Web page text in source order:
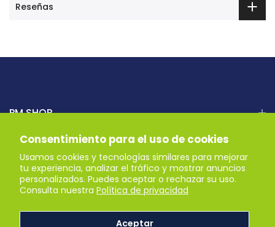
Consentimiento para el uso de cookies
Usamos cookies y tecnologías similares para mejorar
tu experiencia, analizar el tráfico y mostrar anuncios
personalizados. Puedes aceptar o rechazar su uso.
Consulta nuestra Política de privacidad
Aceptar
Reseñas
PM SHOP
AYUDA
Recibe nuestras ofertas